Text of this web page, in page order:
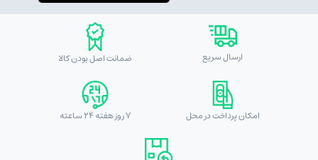
ارسال سریع ضمانت اصل بودن کالا
امکان پرداخت در محل 7 روز هفته 24 ساعته